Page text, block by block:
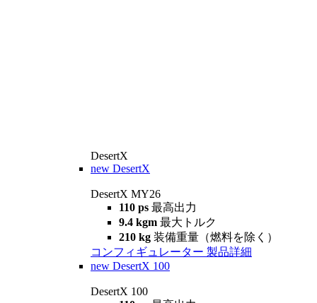
DesertX
new DesertX
DesertX MY26
110 ps 最高出力
9.4 kgm 最大トルク
210 kg 装備重量（燃料を除く）
コンフィギュレーター 製品詳細
new DesertX 100
DesertX 100